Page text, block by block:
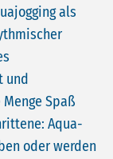
als
und
Spaß
Aqua-
oder werden